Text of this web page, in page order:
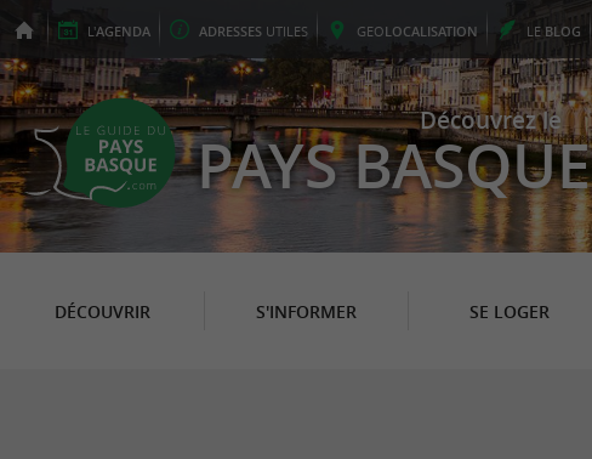
L'AGENDA ADRESSES UTILES GEOLOCALISATION LE BLOG
Découvrez le
PAYS BASQUE
DÉCOUVRIR S'INFORMER SE LOGER